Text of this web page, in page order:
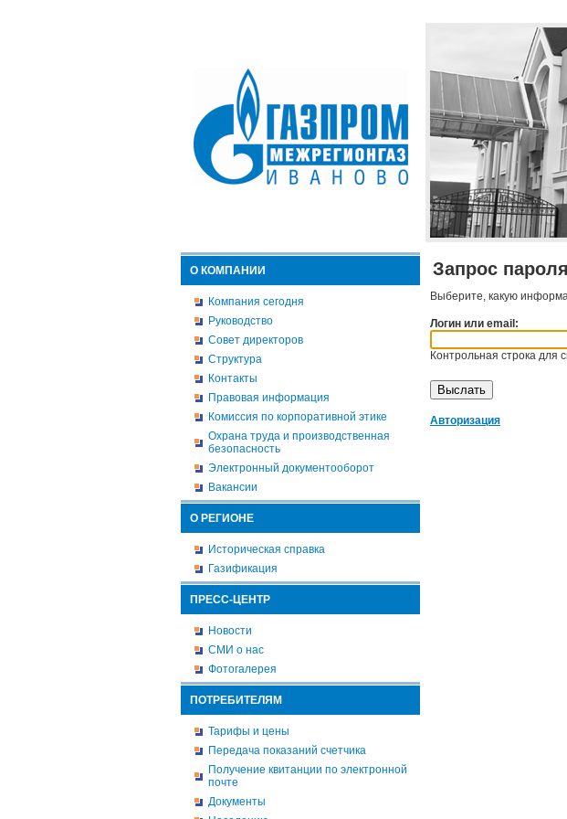
О КОМПАНИИ
Компания сегодня
Руководство
Совет директоров
Структура
Контакты
Правовая информация
Комиссия по корпоративной этике
Охрана труда и производственная
безопасность
Электронный документооборот
Вакансии
О РЕГИОНЕ
Историческая справка
Газификация
ПРЕСС-ЦЕНТР
Новости
СМИ о нас
Фотогалерея
ПОТРЕБИТЕЛЯМ
Тарифы и цены
Передача показаний счетчика
Получение квитанции по электронной
почте
Документы
Запрос пароля
Выберите, какую
Логин или email:
Контрольная строка
Авторизация